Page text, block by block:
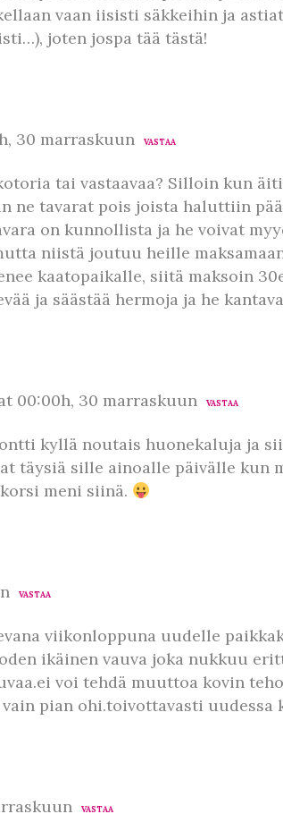
vaan iisisti säkkeihin ja
joten jospa tää tästä!
30 marraskuun VASTAA
tai vastaavaa? Silloin kun
ne tavarat pois joista haluttiin
on kunnollista ja he voivat
niistä joutuu heille
kaatopaikalle, siitä maksoin
ja säästää hermoja ja he
00:00h, 30 marraskuun VASTAA
kyllä noutais huonekaluja ja
täysiä sille ainoalle päivälle kun
meni siinä.
VASTAA
viikonloppuna uudelle
ikäinen vauva joka nukkuu
voi tehdä muuttoa kovin
pian ohi.toivottavasti uudessa
VASTAA